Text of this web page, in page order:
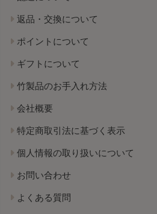
返品・交換について
ポイントについて
ギフトについて
竹製品のお手入れ方法
会社概要
特定商取引法に基づく表示
個人情報の取り扱いについて
お問い合わせ
よくある質問